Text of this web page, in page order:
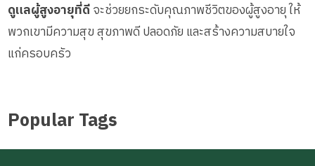
ดูแลผู้สูงอายุที่ดีจะช่วยยกระดับคุณภาพชีวิตของผู้สูงอายุ ให้
พวกเขามีความสุข สุขภาพดี ปลอดภัย และสร้างความสบายใจ
แก่ครอบครัว
Popular Tags